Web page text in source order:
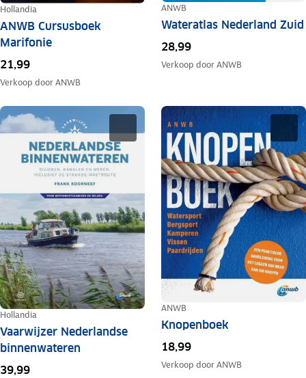
Hollandia
ANWB Cursusboek
Marifonie
21,99
Verkoop doorANWB
ANWB
Wateratlas Nederland Zuid
28,99
Verkoop doorANWB
Hollandia
Vaarwijzer Nederlandse
binnenwateren
39,99
ANWB
Knopenboek
18,99
Verkoop doorANWB